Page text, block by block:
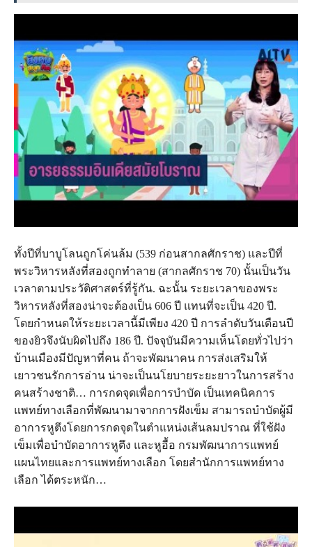
ทั้ง​ปี​ที่​บาบูโลน​ถูก​โค่น​ล้ม (539 ก่อน​สากล​ศักราช) และ​ปี​ที่​
พระ​วิหาร​หลัง​ที่​สอง​ถูก​ทำลาย (สากล​ศักราช 70) นั้น​เป็น​วัน​
เวลา​ตาม​ประวัติศาสตร์​ที่​รู้​กัน. ฉะนั้น ระยะ​เวลา​ของ​พระ​
วิหาร​หลัง​ที่​สอง​น่า​จะ​ต้อง​เป็น 606 ปี แทน​ที่​จะ​เป็น 420 ปี.
โดย​กำหนด​ให้​ระยะ​เวลา​นี้​มี​เพียง 420 ปี การ​ลำดับ​วัน​เดือน​ปี​
ของ​ยิว​จึง​นับ​ผิด​ไป​ถึง 186 ปี. ปัจจุบันมีความเห็นโดยทั่วไปว่า
บ้านเมืองมีปัญหาที่คน ถ้าจะพัฒนาคน การส่งเสริมให้
เยาวชนรักการอ่าน น่าจะเป็นนโยบายระยะยาวในการสร้าง
คนสร้างชาติ… การกดจุดเพื่อการบำบัด เป็นเทคนิคการ
แพทย์ทางเลือกที่พัฒนามาจากการฝังเข็ม สามารถบำบัดผู้มี
อาการหูตึงโดยการกดจุดในตำแหน่งเส้นลมปราณ ที่ใช้ฝัง
เข็มเพื่อบำบัดอาการหูตึง และหูอื้อ กรมพัฒนาการแพทย์
แผนไทยและการแพทย์ทางเลือก โดยสำนักการแพทย์ทาง
เลือก ได้ตระหนัก…